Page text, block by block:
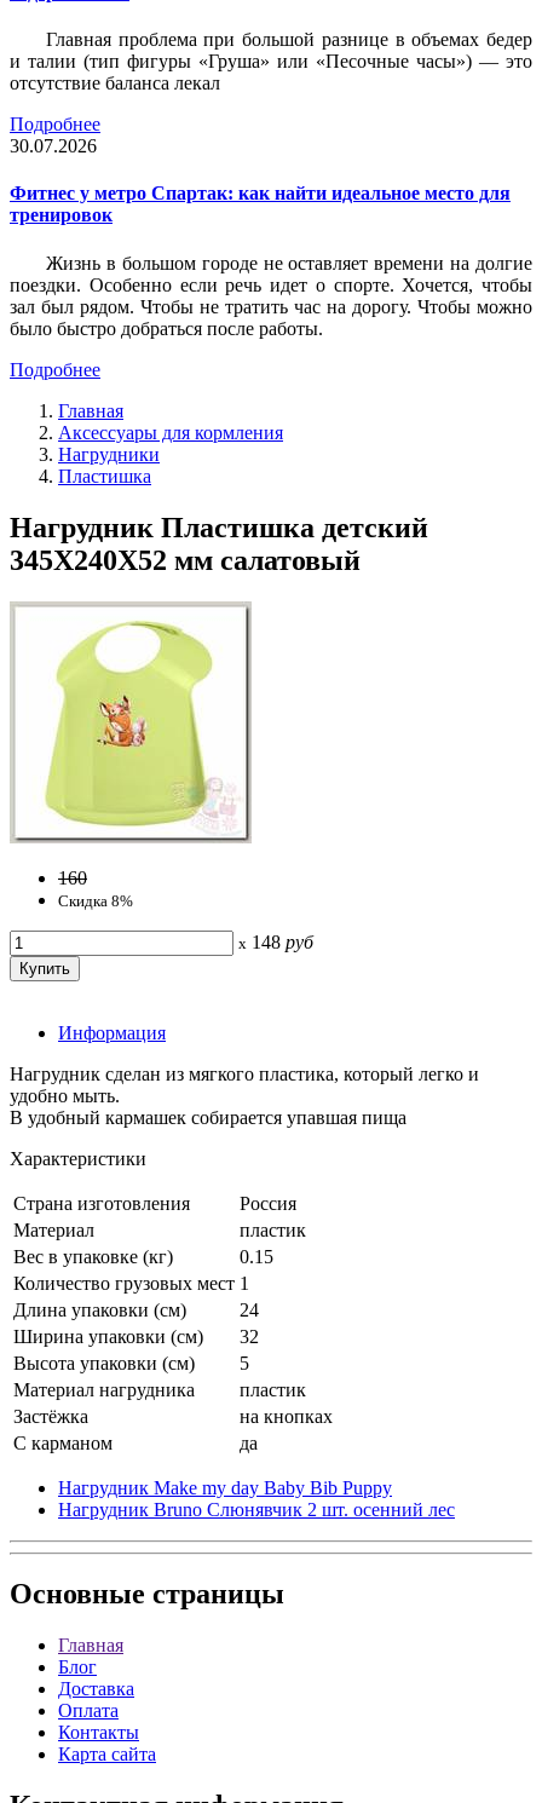
Главная проблема при большой разнице в объемах бедер
и талии (тип фигуры «Груша» или «Песочные часы») — это
отсутствие баланса лекал
Подробнее
30.07.2026
Фитнес у метро Спартак: как найти идеальное место для
тренировок
Жизнь в большом городе не оставляет времени на долгие
поездки. Особенно если речь идет о спорте. Хочется, чтобы
зал был рядом. Чтобы не тратить час на дорогу. Чтобы можно
было быстро добраться после работы.
Подробнее
Главная
Аксессуары для кормления
Нагрудники
Пластишка
Нагрудник Пластишка детский
345Х240Х52 мм салатовый
160
Скидка 8%
x 148 руб
Информация
Нагрудник сделан из мягкого пластика, который легко и
удобно мыть.
В удобный кармашек собирается упавшая пища
Характеристики
Страна изготовления
Россия
Материал
пластик
Вес в упаковке (кг)
0.15
Количество грузовых мест 1
Длина упаковки (см)
24
Ширина упаковки (см)
32
Высота упаковки (см)
5
Материал нагрудника
пластик
Застёжка
на кнопках
С карманом
да
Нагрудник Make my day Baby Bib Puppy
Нагрудник Bruno Слюнявчик 2 шт. осенний лес
Основные страницы
Главная
Блог
Доставка
Оплата
Контакты
Карта сайта